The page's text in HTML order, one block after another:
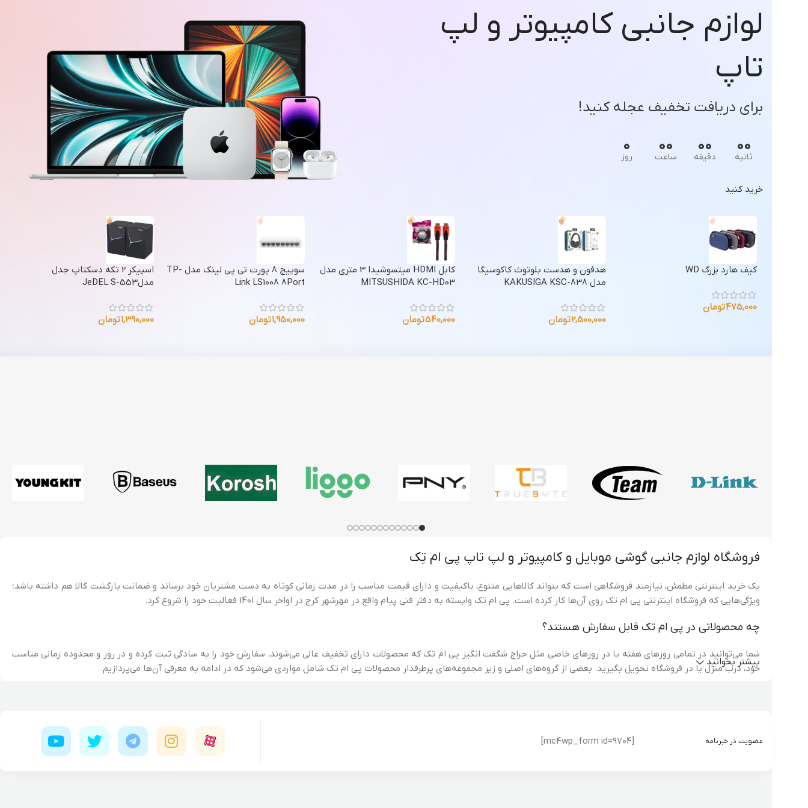
لوازم جانبی کامپیوتر و لپ
تاپ
برای دریافت تخفیف عجله کنید!
0
روز
00
ساعت
00
دقیقه
00
ثانیه
خرید کنید
کیف هارد بزرگ WD
475,000تومان
هدفون و هدست بلوتوث کاکوسیگا
مدل KAKUSIGA KSC-838
2,500,000تومان
کابل HDMI میتسوشیدا 3 متری مدل
MITSUSHIDA KC-HD03
540,000تومان
سوییچ 8 پورت تی پی لینک مدل TP-
Link LS1008 8Port
1,950,000تومان
اسپیکر 2 تکه دسکتاپ جدل
مدلJeDEL S-553
1,390,000تومان
فروشگاه لوازم جانبی گوشی موبایل و کامپیوتر و لپ تاپ پی ام تِک
یک خرید اینترنتی مطمئن، نیازمند فروشگاهی است که بتواند کالاهایی متنوع، باکیفیت و دارای قیمت مناسب را در مدت زمانی کوتاه به دست مشتریان خود برساند و ضمانت بازگشت کالا هم داشته باشد؛
ویژگی‌هایی که فروشگاه اینترنتی پی ام تک روی آن‌ها کار کرده است. پی ام تک وابسته به دفتر فنی پیام واقع در مهرشهر کرج در اواخر سال 1401 فعالیت خود را شروع کرد.
چه محصولاتی در پی ام تک قابل سفارش هستند؟
شما می‌توانید در تمامی روزهای هفته یا در روزهای خاصی مثل حراج شگفت انگیز پی ام تک که محصولات دارای تخفیف عالی می‌شوند، سفارش خود را به سادگی ثبت کرده و در روز و محدوده زمانی مناسب
خود، درب منزل یا در فروشگاه تحویل بگیرید. بعضی از گروه‌های اصلی و زیر مجموعه‌های پرطرفدار محصولات پی ام تک شامل مواردی می‌شود که در ادامه به معرفی آن‌ها می‌پردازیم.
بیشتر بخوانید
عضویت در خبرنامه [mc4wp_form id=9704]